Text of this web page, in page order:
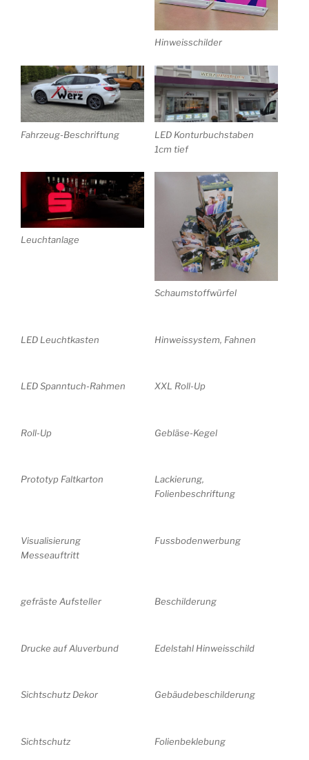
Hinweisschilder
Fahrzeug-Beschriftung
LED Konturbuchstaben
1cm tief
Leuchtanlage
Schaumstoffwürfel
LED Leuchtkasten Hinweissystem, Fahnen
LED Spanntuch-Rahmen XXL Roll-Up
Roll-Up Gebläse-Kegel
Prototyp Faltkarton
Lackierung,
Folienbeschriftung
Visualisierung
Messeauftritt
Fussbodenwerbung
gefräste Aufsteller Beschilderung
Drucke auf Aluverbund Edelstahl Hinweisschild
Sichtschutz Dekor Gebäudebeschilderung
Sichtschutz Folienbeklebung